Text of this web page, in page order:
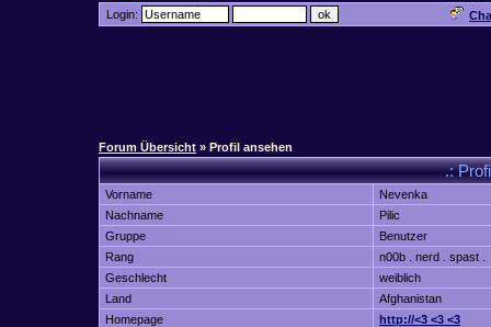
Login:
Forum Übersicht » Profil ansehen
.:
Vorname
Nevenka
Nachname
Pilic
Gruppe
Benutzer
Rang
n00b . nerd . spast .
Geschlecht
weiblich
Land
Afghanistan
Homepage
http://<3 <3 <3